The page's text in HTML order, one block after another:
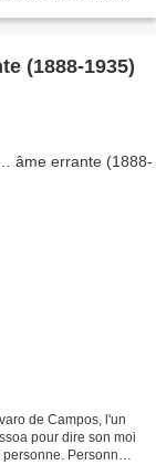
(1888-1935)
de Campos, l'un
pour dire son moi
Personne,